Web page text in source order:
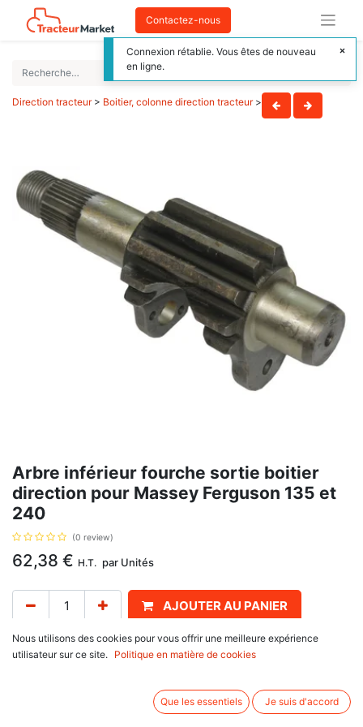
Contactez-nous
Direction tracteur> Boitier, colonne direction tracteur>
Arbre inférieur fourche sortie boitier
direction pour Massey Ferguson 135 et
240
(0 review)
62,38 € H.T. par Unités
AJOUTER AU PANIER
Délai de livraison : 1 semaine
245, 250, 255, 260. Voir plan en pièce jointe.
Nous utilisons des cookies pour vous offrir une meilleure expérience
utilisateur sur ce site.
Politique en matière de cookies
Que les essentiels Je suis d'accord
Connexion rétablie. Vous êtes de nouveau
en ligne.